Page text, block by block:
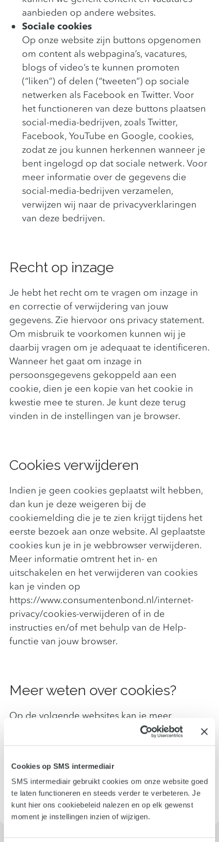
Cookies op SMS intermediair
SMS intermediair gebruikt cookies om onze website goed
te laten functioneren en steeds verder te verbeteren. Je
kunt hier ons cookiebeleid nalezen en op elk gewenst
moment je instellingen inzien of wijzigen.
aanbieden op andere websites.
Sociale cookies
Op onze website zijn buttons opgenomen
om content als webpagina’s, vacatures,
blogs of video’s te kunnen promoten
(“liken”) of delen (“tweeten”) op sociale
netwerken als Facebook en Twitter. Voor
het functioneren van deze buttons plaatsen
social-media-bedrijven, zoals Twitter,
Facebook, YouTube en Google, cookies,
zodat ze jou kunnen herkennen wanneer je
bent ingelogd op dat sociale netwerk. Voor
meer informatie over de gegevens die
social-media-bedrijven verzamelen,
verwijzen wij naar de privacyverklaringen
van deze bedrijven.
Recht op inzage
Je hebt het recht om te vragen om inzage in
en correctie of verwijdering van jouw
gegevens. Zie hiervoor ons privacy statement.
Om misbruik te voorkomen kunnen wij je
daarbij vragen om je adequaat te identificeren.
Wanneer het gaat om inzage in
persoonsgegevens gekoppeld aan een
cookie, dien je een kopie van het cookie in
kwestie mee te sturen. Je kunt deze terug
vinden in de instellingen van je browser.
Cookies verwijderen
Indien je geen cookies geplaatst wilt hebben,
dan kun je deze weigeren bij de
cookiemelding die je te zien krijgt tijdens het
eerste bezoek aan onze website. Al geplaatste
cookies kun je in je webbrowser verwijderen.
Meer informatie omtrent het in- en
uitschakelen en het verwijderen van cookies
kan je vinden op
https://www.consumentenbond.nl/internet-
privacy/cookies-verwijderen of in de
instructies en/of met behulp van de Help-
functie van jouw browser.
Meer weten over cookies?
Op de volgende websites kan je meer
informatie over cookies vinden:
Your Online Choices: “A guide to online
behavioural advertising”